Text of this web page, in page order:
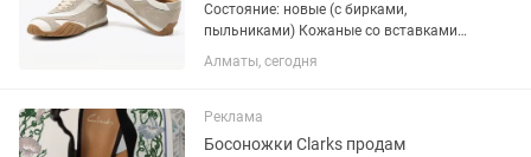
Состояние: новые (с бирками,
пыльниками) Кожаные со вставками
из замши Размер: по стельке 25,6 см
Цена: 45 000
Алматы, сегодня
Реклама
Босоножки Clarks продам